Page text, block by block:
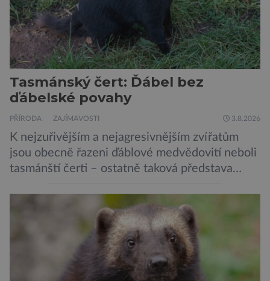
Tasmánský čert: Ďábel bez
ďábelské povahy
PŘÍRODA ZAJÍMAVOSTI 3.8.2026
K nejzuřivějším a nejagresivnějším zvířatům
jsou obecně řazeni ďáblové medvědovití neboli
tasmánští čerti – ostatně taková představa
vačnatci, vyskytující se dnes již výhradně na
ostrově Tasmánie, si však takovou nálepku
vůbec nezaslouží. Fakticky se totiž spíše než o
zákeřné a nebezpečné vzteklouny jedná o
plaché živočichy. Velikostně […]